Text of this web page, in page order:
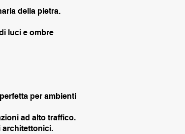
della pietra.
luci e ombre
per ambienti
ad alto traffico.
architettonici.